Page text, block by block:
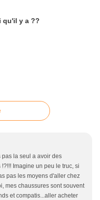
qu'il y a ??
pas la seul a avoir des
Imagine un peu le truc, si
pas les moyens d'aller chez
mes chaussures sont souvent
et compatis...aller acheter